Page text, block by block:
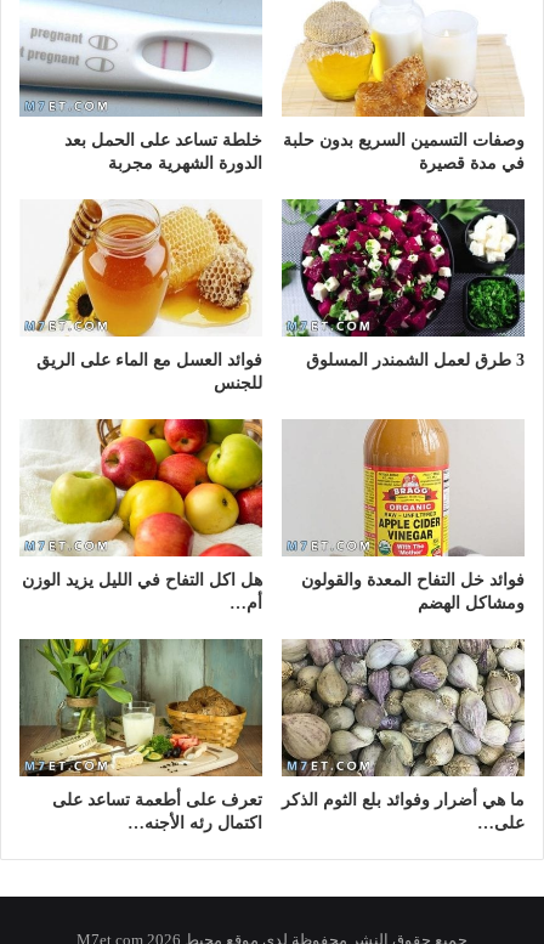
وصفات التسمين السريع بدون حلبة
في مدة قصيرة
خلطة تساعد على الحمل بعد
الدورة الشهرية مجربة
3 طرق لعمل الشمندر المسلوق
فوائد العسل مع الماء على الريق
للجنس
فوائد خل التفاح المعدة والقولون
ومشاكل الهضم
هل اكل التفاح في الليل يزيد الوزن
أم…
ما هي أضرار وفوائد بلع الثوم الذكر
على…
تعرف على أطعمة تساعد على
اكتمال رئه الأجنه…
جميع حقوق النشر محفوظة لدى موقع محيط 2026 M7et.com